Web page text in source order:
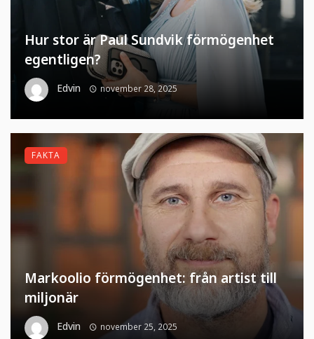
Hur stor är Paul Sundvik förmögenhet
egentligen?
Edvin november 28, 2025
Markoolio förmögenhet: från artist till
miljonär
Edvin november 25, 2025
FAKTA